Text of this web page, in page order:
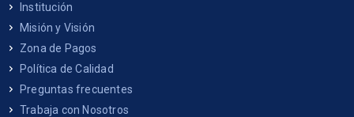
Institución
Misión y Visión
Zona de Pagos
Política de Calidad
Preguntas frecuentes
Trabaja con Nosotros